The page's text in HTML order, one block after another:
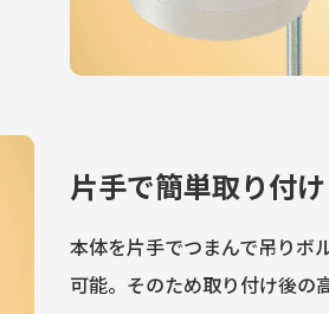
片手で簡単取り付け
本体を片手でつまんで吊りボ
可能。そのため取り付け後の